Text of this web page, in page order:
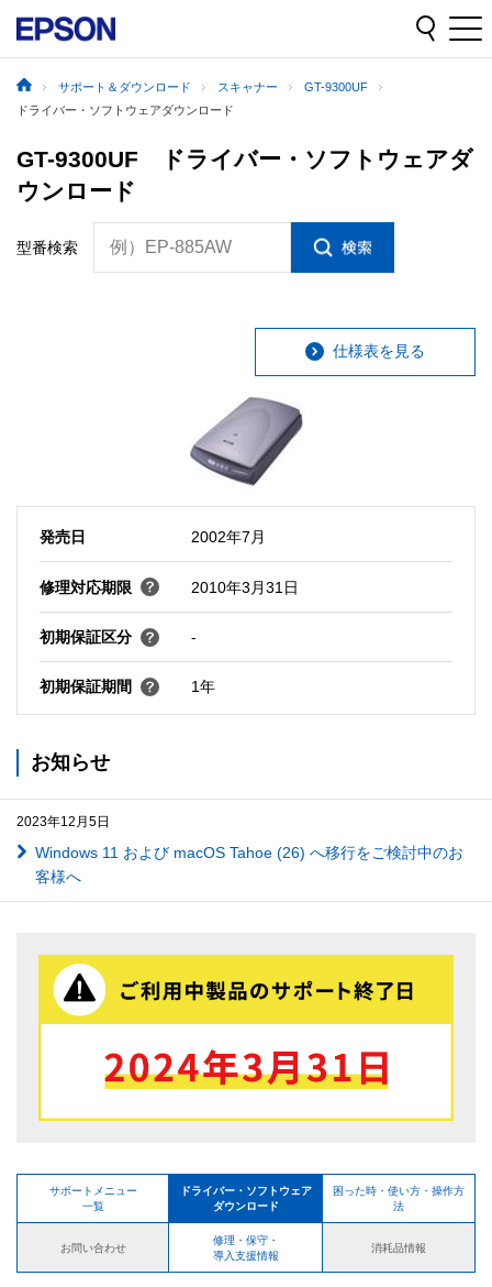
サポート＆ダウンロード スキャナー
GT-9300UF
ドライバー・ソフトウェアダウンロード
GT-9300UF ドライバー・ソフトウェアダ
ウンロード
型番検索 例）EP-885AW
仕様表を見る
発売日 2002年7月
修理対応期限 2010年3月31日
初期保証区分 -
初期保証期間 1年
お知らせ
2023年12月5日
Windows 11 および macOS Tahoe (26) へ移行をご検討中のお
客様へ
サポートメニュー
一覧
ドライバー・ソフトウェア
ダウンロード
困った時・使い方・操作方
法
お問い合わせ
修理・保守・
導入支援情報
消耗品情報